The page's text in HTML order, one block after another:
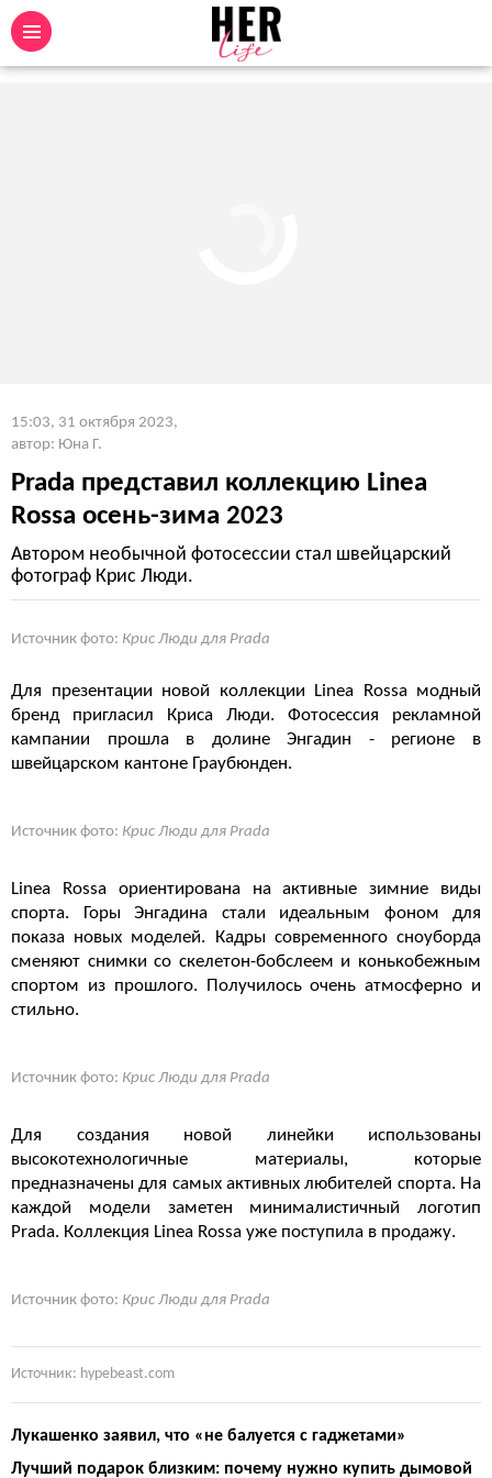
15:03, 31 октября 2023,
автор: Юна Г.
Prada представил коллекцию Linea
Rossa осень-зима 2023
Автором необычной фотосессии стал швейцарский
фотограф Крис Люди.
Источник фото: Крис Люди для Prada
Для презентации новой коллекции Linea Rossa модный
бренд пригласил Криса Люди. Фотосессия рекламной
кампании прошла в долине Энгадин - регионе в
швейцарском кантоне Граубюнден.
Источник фото: Крис Люди для Prada
Linea Rossa ориентирована на активные зимние виды
спорта. Горы Энгадина стали идеальным фоном для
показа новых моделей. Кадры современного сноуборда
сменяют снимки со скелетон-бобслеем и конькобежным
спортом из прошлого. Получилось очень атмосферно и
стильно.
Источник фото: Крис Люди для Prada
Для создания новой линейки использованы
высокотехнологичные материалы, которые
предназначены для самых активных любителей спорта. На
каждой модели заметен минималистичный логотип
Prada. Коллекция Linea Rossa уже поступила в продажу.
Источник фото: Крис Люди для Prada
Источник: hypebeast.com
Лукашенко заявил, что «не балуется с гаджетами»
Лучший подарок близким: почему нужно купить дымовой